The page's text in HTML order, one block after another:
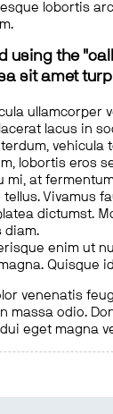
lobortis
using the
sit amet
ullamcorper
lacus in
vehicula
lobortis eros
mi, at
Vivamus
dictumst.
diam.
enim ut
Quisque
venenatis
massa odio.
eget magna